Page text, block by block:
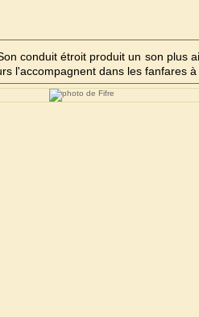
conduit étroit produit un son
l'accompagnent dans les fanfares à